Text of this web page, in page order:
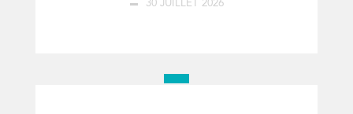
30 JUILLET 2026